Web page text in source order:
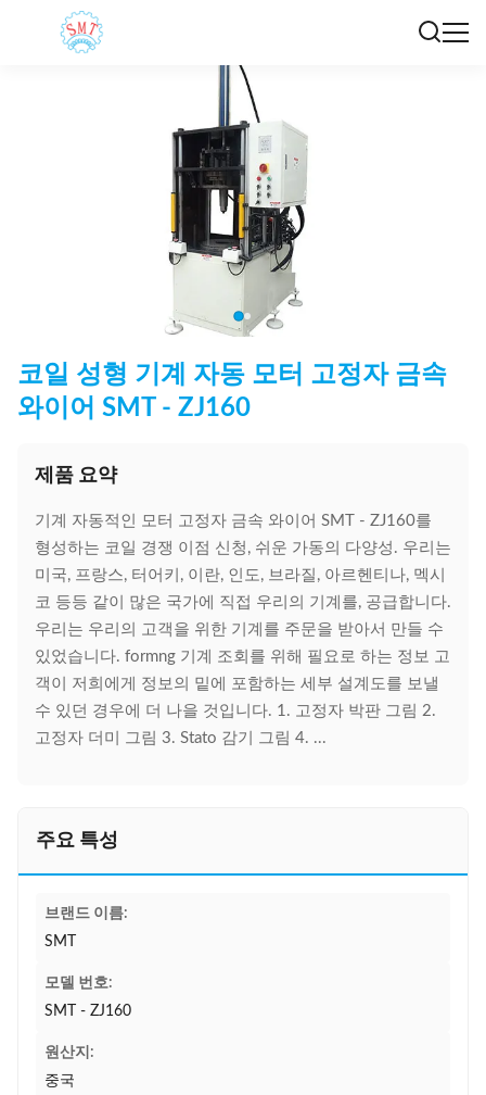
코일 성형 기계 자동 모터 고정자 금속
와이어 SMT - ZJ160
제품 요약
기계 자동적인 모터 고정자 금속 와이어 SMT - ZJ160를
형성하는 코일 경쟁 이점 신청, 쉬운 가동의 다양성. 우리는
미국, 프랑스, 터어키, 이란, 인도, 브라질, 아르헨티나, 멕시
코 등등 같이 많은 국가에 직접 우리의 기계를, 공급합니다.
우리는 우리의 고객을 위한 기계를 주문을 받아서 만들 수
있었습니다. formng 기계 조회를 위해 필요로 하는 정보 고
객이 저희에게 정보의 밑에 포함하는 세부 설계도를 보낼
수 있던 경우에 더 나을 것입니다. 1. 고정자 박판 그림 2.
고정자 더미 그림 3. Stato 감기 그림 4. ...
주요 특성
브랜드 이름:
SMT
모델 번호:
SMT - ZJ160
원산지:
중국